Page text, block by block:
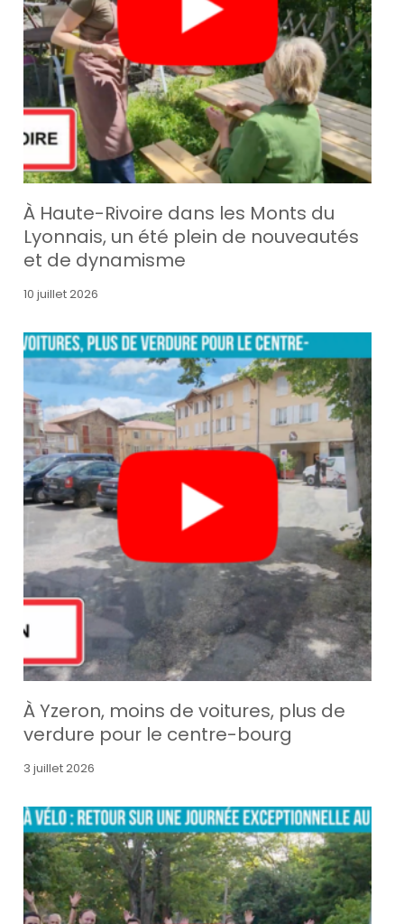
À Haute-Rivoire dans les Monts du
Lyonnais, un été plein de nouveautés
et de dynamisme
10 juillet 2026
À Yzeron, moins de voitures, plus de
verdure pour le centre-bourg
3 juillet 2026